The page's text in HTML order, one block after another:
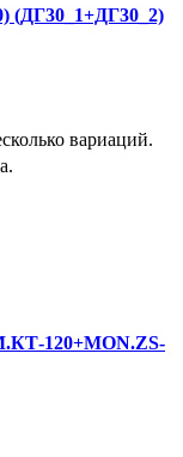
(ДГ30_1+ДГ30_2)
вариаций.
120+MON.ZS-